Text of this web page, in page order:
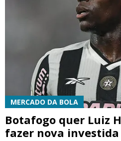
MERCADO DA BOLA
Botafogo quer Luiz
fazer nova investida